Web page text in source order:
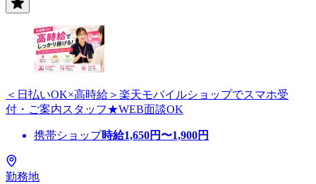
＜日払いOK×高時給＞楽天モバイルショップでスマホ受
付・ご案内スタッフ★WEB面談OK
携帯ショップ時給1,650円〜1,900円
勤務地